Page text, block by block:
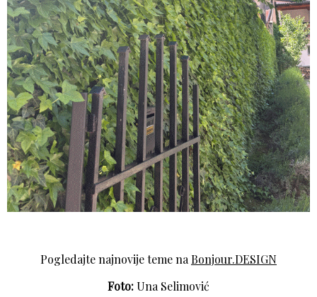
Pogledajte najnovije teme na Bonjour.DESIGN
Foto:Una Selimović